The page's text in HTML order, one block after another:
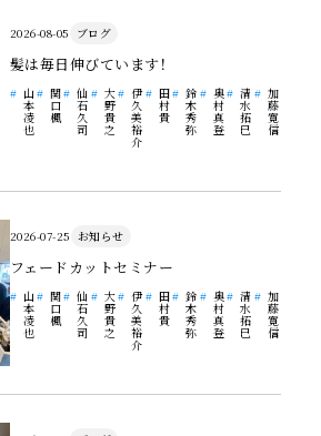
2026-08-05 ブログ
髪は毎日伸びています！
山
本
凌
也
関
口
楓
仙
石
久
司
大
野
貴
之
伊
久
美
裕
介
田
村
貴
鈴
木
秀
弥
奥
村
真
登
清
水
拓
巳
加
藤
寛
信
2026-07-25 お知らせ
フェードカットセミナー
山
本
凌
也
関
口
楓
仙
石
久
司
大
野
貴
之
伊
久
美
裕
介
田
村
貴
鈴
木
秀
弥
奥
村
真
登
清
水
拓
巳
加
藤
寛
信